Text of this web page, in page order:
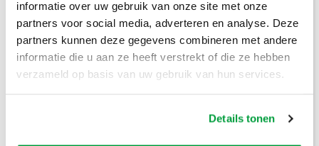
informatie over uw gebruik van onze site met onze
partners voor social media, adverteren en analyse. Deze
partners kunnen deze gegevens combineren met andere
informatie die u aan ze heeft verstrekt of die ze hebben
verzameld op basis van uw gebruik van hun services.
Details tonen
Groenafval
Grofvuil €304,-